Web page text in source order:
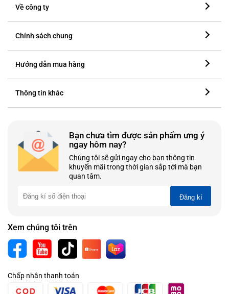
Về công ty
Chính sách chung
Hướng dẫn mua hàng
Thông tin khác
Bạn chưa tìm được sản phẩm ưng ý
ngay hôm nay?
Chúng tôi sẽ gửi ngay cho bạn thông tin
khuyến mãi trong thời gian sắp tới mà bạn
quan tâm.
Đăng kí
Xem chúng tôi trên
Chấp nhận thanh toán